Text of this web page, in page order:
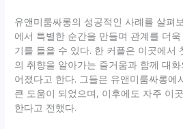
유앤미룸싸롱의 성공적인 사례를 살펴
에서 특별한 순간을 만들며 관계를 더
기를 들을 수 있다. 한 커플은 이곳에서
의 취향을 알아가는 즐거움과 함께 대
어졌다고 한다. 그들은 유앤미룸싸롱에
큰 도움이 되었으며, 이후에도 자주 이
한다고 전했다.